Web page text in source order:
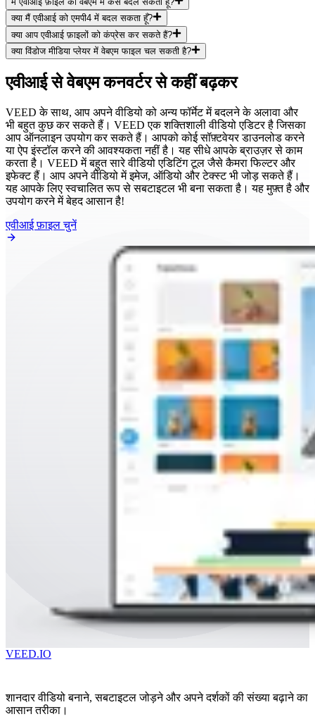
क्या मैं एवीआई को एमपी4 में बदल सकता हूँ?
क्या आप एवीआई फ़ाइलों को कंप्रेस कर सकते हैं?
क्या विंडोज मीडिया प्लेयर में वेबएम फाइल चल सकती है?
एवीआई से वेबएम कनवर्टर से कहीं बढ़कर
VEED के साथ, आप अपने वीडियो को अन्य फॉर्मेट में बदलने के अलावा और
भी बहुत कुछ कर सकते हैं। VEED एक शक्तिशाली वीडियो एडिटर है जिसका
आप ऑनलाइन उपयोग कर सकते हैं। आपको कोई सॉफ़्टवेयर डाउनलोड करने
या ऐप इंस्टॉल करने की आवश्यकता नहीं है। यह सीधे आपके ब्राउज़र से काम
करता है। VEED में बहुत सारे वीडियो एडिटिंग टूल जैसे कैमरा फिल्टर और
इफेक्ट हैं। आप अपने वीडियो में इमेज, ऑडियो और टेक्स्ट भी जोड़ सकते हैं।
यह आपके लिए स्वचालित रूप से सबटाइटल भी बना सकता है। यह मुफ़्त है और
उपयोग करने में बेहद आसान है!
एवीआई फ़ाइल चुनें
VEED.IO
शानदार वीडियो बनाने, सबटाइटल जोड़ने और अपने दर्शकों की संख्या बढ़ाने का
आसान तरीका।